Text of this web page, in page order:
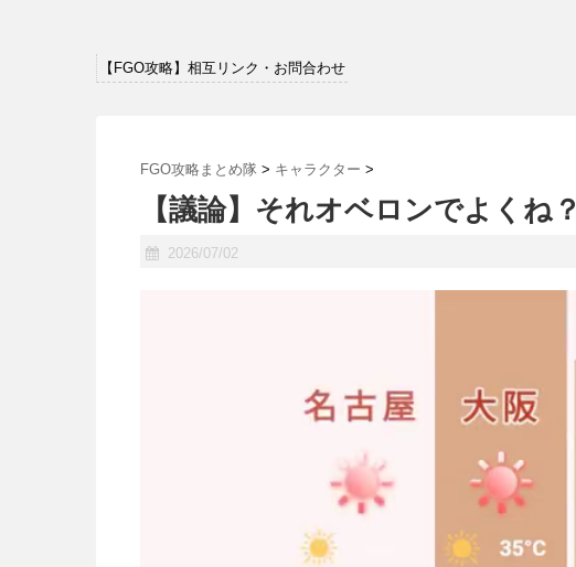
【FGO攻略】相互リンク・お問合わせ
FGO攻略まとめ隊 > キャラクター >
【議論】それオベロンでよくね？
2026/07/02